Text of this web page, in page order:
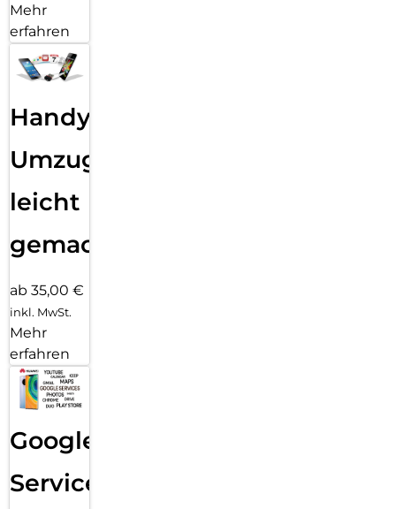
Mehr
erfahren
Handy
Umzug
leicht
gemacht!
ab 35,00 €
inkl. MwSt.
Mehr
erfahren
Google
Services